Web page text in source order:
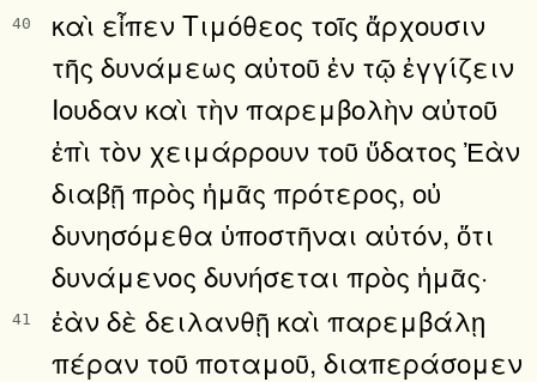
40
καὶ εἶπεν Τιμόθεος τοῖς ἄρχουσιν
τῆς δυνάμεως αὐτοῦ ἐν τῷ ἐγγίζειν
Ιουδαν καὶ τὴν παρεμβολὴν αὐτοῦ
ἐπὶ τὸν χειμάρρουν τοῦ ὕδατος Ἐὰν
διαβῇ πρὸς ἡμᾶς πρότερος, οὐ
δυνησόμεθα ὑποστῆναι αὐτόν, ὅτι
δυνάμενος δυνήσεται πρὸς ἡμᾶς·
41
ἐὰν δὲ δειλανθῇ καὶ παρεμβάλῃ
πέραν τοῦ ποταμοῦ, διαπεράσομεν